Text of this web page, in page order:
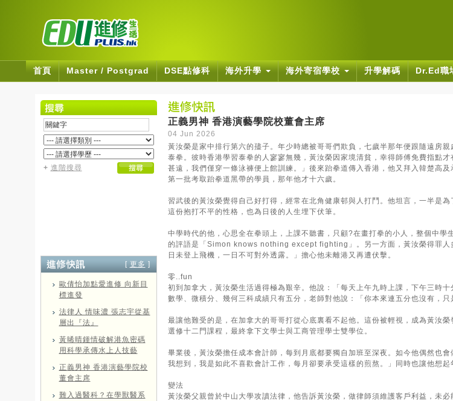
首頁 Master / Postgrad DSE點修科 海外升學 海外寄宿學校 升學解碼 Dr.Ed職
+ 進階搜尋
[ 更多 ]
歐倩怡加點愛進修 向新目
標進發
法律人 情味濃 張志宇從基
層出『法』
黃晞晴鍾情破解港魚密碼
用科學承傳水上人技藝
正義男神 香港演藝學院校
董會主席
難入過醫科？在學獸醫系
正義男神 香港演藝學院校董會主席
04 Jun 2026
黃汝榮是家中排行第六的孻子。年少時總被哥哥們欺負，七歲半那年便跟隨遠房
泰拳。彼時香港學習泰拳的人寥寥無幾，黃汝榮因家境清貧，幸得師傅免費指點
甚遠，我們僅穿一條泳褲便上館訓練。」後來跆拳道傳入香港，他又拜入韓楚高
第一批考取跆拳道黑帶的學員，那年他才十六歲。
習武後的黃汝榮覺得自己好打得，經常在北角健康邨與人打鬥。他坦言，一半是為
這份抱打不平的性格，也為日後的人生埋下伏筆。
中學時代的他，心思全在拳頭上，上課不聽書，只顧?在畫打拳的小人，整個中學
的評語是「Simon knows nothing except fighting」。另一方面，黃汝榮得罪人
日未登上飛機，一日不可對外透露。」擔心他未離港又再遭伏擊。
零..fun
初到加拿大，黃汝榮生活過得極為艱辛。他說：「每天上午九時上課，下午三時
數學、微積分、幾何三科成績只有五分，老師對他說：「你本來連五分也沒有，只
最讓他難受的是，在加拿大的哥哥打從心底裏看不起他。這份被輕視，成為黃汝
選修十二門課程，最終拿下文學士與工商管理學士雙學位。
畢業後，黃汝榮擔任成本會計師，每到月底都要獨自加班至深夜。如今他偶然也
我想到，我是如此不喜歡會計工作，每月卻要承受這樣的煎熬。」同時也讓他想
變法
黃汝榮父親曾於中山大學攻讀法律，他告訴黃汝榮，做律師須維護客戶利益，未